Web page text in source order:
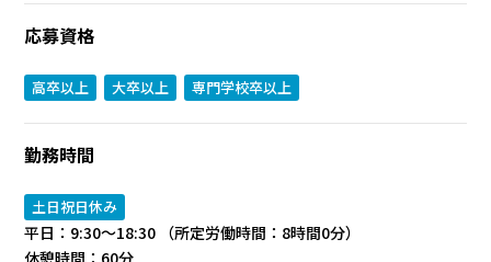
応募資格
高卒以上 大卒以上 専門学校卒以上
勤務時間
土日祝日休み
平日：9:30～18:30 （所定労働時間：8時間0分）
休憩時間：60分